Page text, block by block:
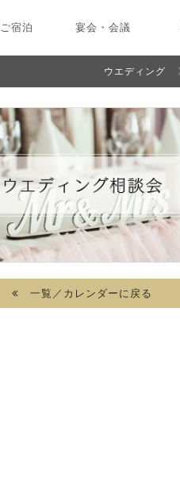
ご宿泊 宴会・会議
ウエディング
一覧／カレンダーに戻る